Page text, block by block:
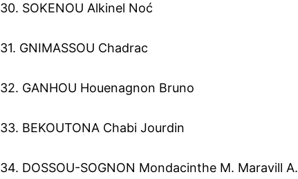
30. SOKENOU Alkinel Noć
31. GNIMASSOU Chadrac
32. GANHOU Houenagnon Bruno
33. BEKOUTONA Chabi Jourdin
34. DOSSOU-SOGNON Mondacinthe M. Maravill A.